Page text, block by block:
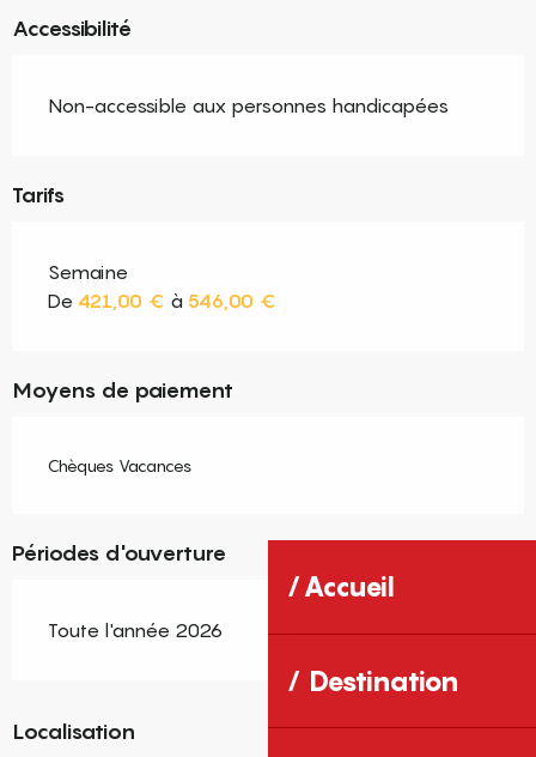
Accueil
Destination
Accessibilité
Non-accessible aux personnes handicapées
Tarifs
Semaine
De 421,00 € à 546,00 €
Moyens de paiement
Chèques Vacances
Périodes d'ouverture
Toute l'année 2026
Localisation